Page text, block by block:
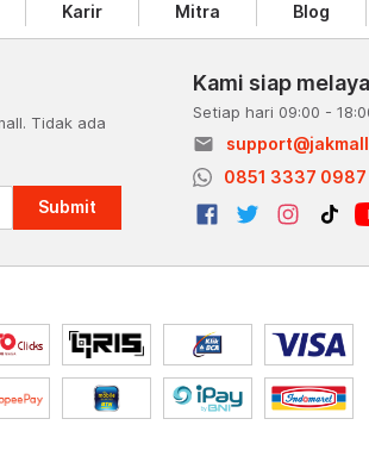
Karir Mitra Blog
Tidak ada
Submit
Kami siap
Setiap hari 09:00 -
email
0851 3337 0987